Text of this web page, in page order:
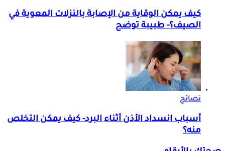
كيف يمكن الوقاية من الإصابة بالنزلات المعوية في
الصيف؟- طبيبة توضح
نصائح
أسباب انسداد الأذن أثناء البرد- كيف يمكن التخلص
منه؟